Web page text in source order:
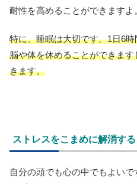
耐性を高めることができますよ
特に、睡眠は大切です。1日6
脳や体を休めることができま
きます。
ストレスをこまめに解消する
自分の頭でも心の中でもよい